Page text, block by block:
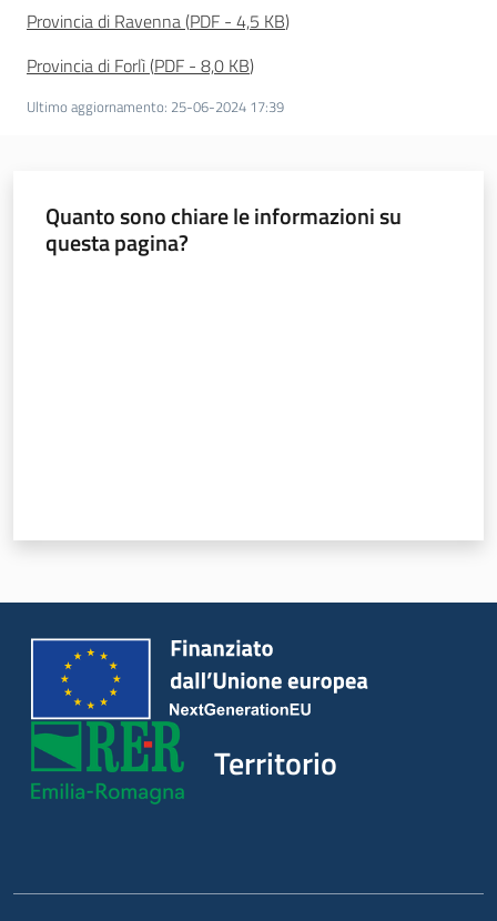
Argomenti
Novità
Provincia di Ravenna(PDF - 4,5 KB)
Provincia di Forlì(PDF - 8,0 KB)
Ultimo aggiornamento: 25-06-2024 17:39
Quanto sono chiare le informazioni su
questa pagina?
Territorio